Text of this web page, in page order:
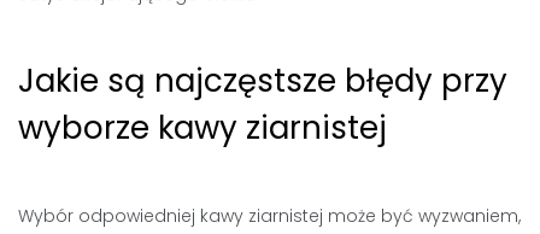
Jakie są najczęstsze błędy przy
wyborze kawy ziarnistej
Wybór odpowiedniej kawy ziarnistej może być wyzwaniem,